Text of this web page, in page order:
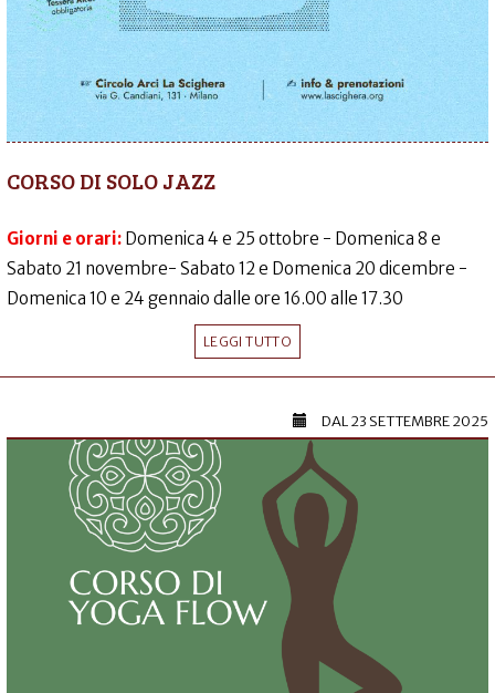
CORSO DI SOLO JAZZ
Giorni e orari: Domenica 4 e 25 ottobre - Domenica 8 e
Sabato 21 novembre- Sabato 12 e Domenica 20 dicembre -
Domenica 10 e 24 gennaio dalle ore 16.00 alle 17.30
LEGGI TUTTO
DAL23 SETTEMBRE 2025